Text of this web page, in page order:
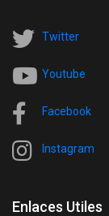
Twitter
Youtube
Facebook
Instagram
Enlaces Utiles